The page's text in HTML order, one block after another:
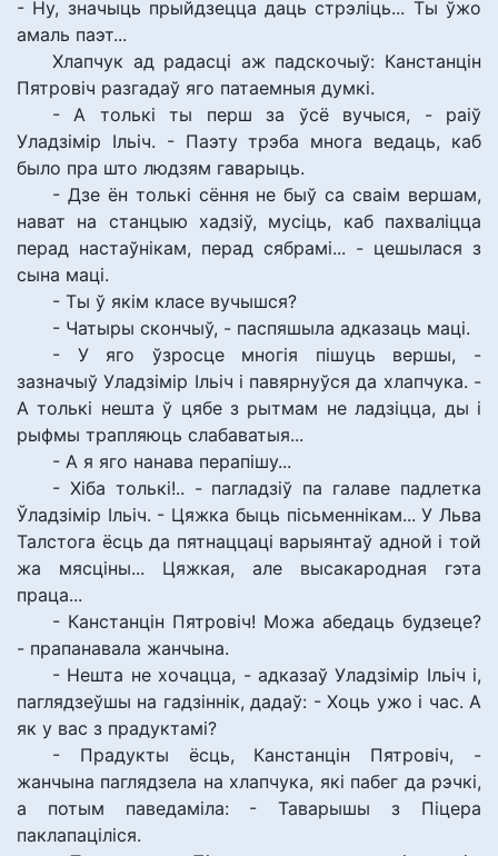
- Ну, значыць прыйдзецца даць стрэліць... Ты ўжо
амаль паэт...
Хлапчук ад радасці аж падскочыў: Канстанцін
Пятровіч разгадаў яго патаемныя думкі.
- А толькі ты перш за ўсё вучыся, - раіў
Уладзімір Ільіч. - Паэту трэба многа ведаць, каб
было пра што людзям гаварыць.
- Дзе ён толькі сёння не быў са сваім вершам,
нават на станцыю хадзіў, мусіць, каб пахваліцца
перад настаўнікам, перад сябрамі... - цешылася з
сына маці.
- Ты ў якім класе вучышся?
- Чатыры скончыў, - паспяшыла адказаць маці.
- У яго ўзросце многія пішуць вершы, -
зазначыў Уладзімір Ільіч і павярнуўся да хлапчука. -
А толькі нешта ў цябе з рытмам не ладзіцца, ды і
рыфмы трапляюць слабаватыя...
- А я яго нанава перапішу...
- Хіба толькі!.. - пагладзіў па галаве падлетка
Ўладзімір Ільіч. - Цяжка быць пісьменнікам... У Льва
Талстога ёсць да пятнаццаці варыянтаў адной і той
жа мясціны... Цяжкая, але высакародная гэта
праца...
- Канстанцін Пятровіч! Можа абедаць будзеце?
- прапанавала жанчына.
- Нешта не хочацца, - адказаў Уладзімір Ільіч і,
паглядзеўшы на гадзіннік, дадаў: - Хоць ужо і час. А
як у вас з прадуктамі?
- Прадукты ёсць, Канстанцін Пятровіч, -
жанчына паглядзела на хлапчука, які пабег да рэчкі,
а потым паведаміла: - Таварышы з Піцера
паклапаціліся.